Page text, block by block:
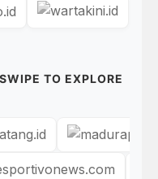
TO EXPLORE